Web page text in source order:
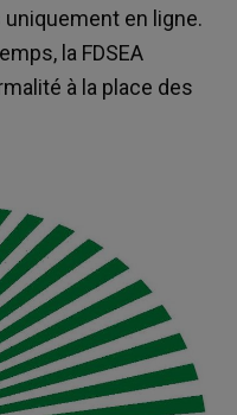
en ligne.
la FDSEA
à la place des